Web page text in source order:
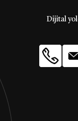
Dijital